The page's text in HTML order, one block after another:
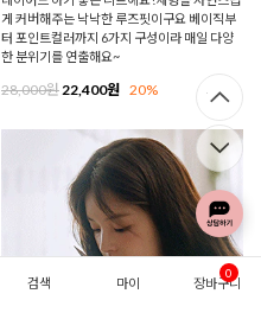
검색 마이 장바구니
0
게 커버해주는 낙낙한 루즈핏이구요 베이직부
터 포인트컬러까지 6가지 구성이라 매일 다양
한 분위기를 연출해요~
28,000원 22,400원 20%